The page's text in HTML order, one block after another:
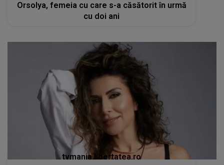
Orsolya, femeia cu care s-a căsătorit în urmă
cu doi ani
tvmania.libertatea.ro